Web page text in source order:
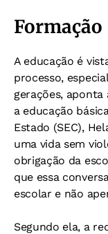
Formação
A educação é
processo,
gerações,
a educação
Estado (SEC),
uma vida sem
obrigação da
que essa
escolar e não
Segundo ela, a